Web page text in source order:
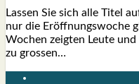
Las­sen Sie sich alle Titel
nur die Eröff­nungs­wo­che
Wochen zeig­ten Leu­te
zu gros­sen…